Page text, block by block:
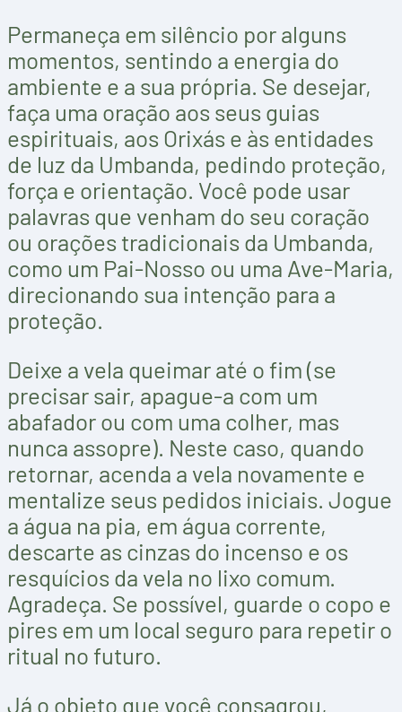
Permaneça em silêncio por alguns
momentos, sentindo a energia do
ambiente e a sua própria. Se desejar,
faça uma oração aos seus guias
espirituais, aos Orixás e às entidades
de luz da Umbanda, pedindo proteção,
força e orientação. Você pode usar
palavras que venham do seu coração
ou orações tradicionais da Umbanda,
como um Pai-Nosso ou uma Ave-Maria,
direcionando sua intenção para a
proteção.
Deixe a vela queimar até o fim (se
precisar sair, apague-a com um
abafador ou com uma colher, mas
nunca assopre). Neste caso, quando
retornar, acenda a vela novamente e
mentalize seus pedidos iniciais. Jogue
a água na pia, em água corrente,
descarte as cinzas do incenso e os
resquícios da vela no lixo comum.
Agradeça. Se possível, guarde o copo e
pires em um local seguro para repetir o
ritual no futuro.
Já o objeto que você consagrou,